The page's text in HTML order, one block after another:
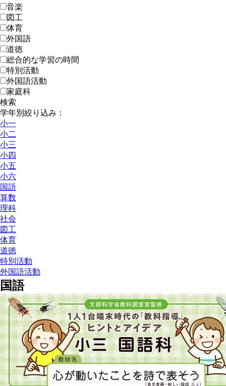
音楽
図工
体育
外国語
道徳
総合的な学習の時間
特別活動
外国語活動
家庭科
検索
学年別絞り込み：
小一
小二
小三
小四
小五
小六
国語
算数
理科
社会
図工
体育
道徳
特別活動
外国語活動
国語